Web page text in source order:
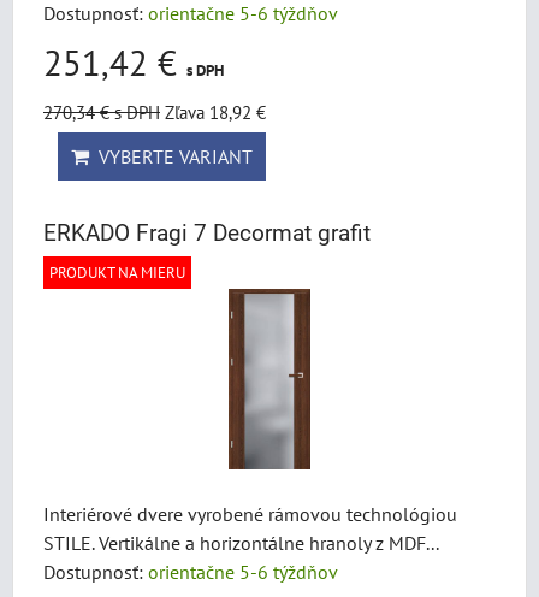
Dostupnosť: orientačne 5-6 týždňov
251,42 € s DPH
270,34 €s DPH Zľava 18,92 €
VYBERTE VARIANT
ERKADO Fragi 7 Decormat grafit
PRODUKT NA MIERU
Interiérové dvere vyrobené rámovou technológiou
STILE. Vertikálne a horizontálne hranoly z MDF...
Dostupnosť: orientačne 5-6 týždňov